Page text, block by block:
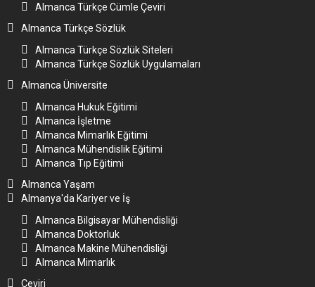
Almanca Türkçe Cümle Çeviri
Almanca Türkçe Sözlük
Almanca Türkçe Sözlük Siteleri
Almanca Türkçe Sözlük Uygulamaları
Almanca Üniversite
Almanca Hukuk Eğitimi
Almanca İşletme
Almanca Mimarlık Eğitimi
Almanca Mühendislik Eğitimi
Almanca Tıp Eğitimi
Almanca Yaşam
Almanya'da Kariyer ve İş
Almanca Bilgisayar Mühendisliği
Almanca Doktorluk
Almanca Makine Mühendisliği
Almanca Mimarlık
Çeviri